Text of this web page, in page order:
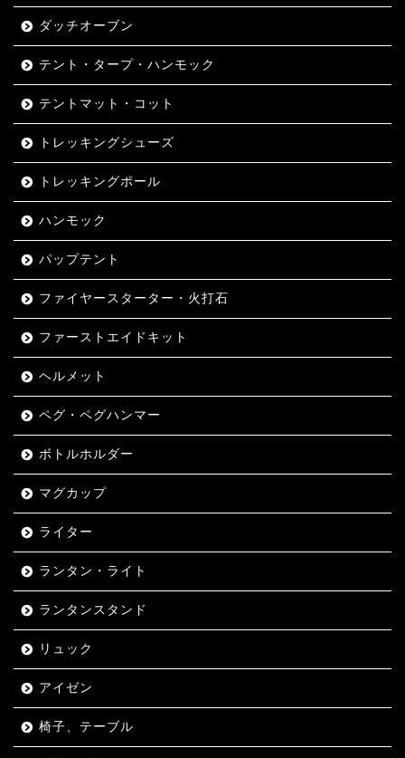
ダッチオーブン
テント・タープ・ハンモック
テントマット・コット
トレッキングシューズ
トレッキングポール
ハンモック
パップテント
ファイヤースターター・火打石
ファーストエイドキット
ヘルメット
ペグ・ペグハンマー
ボトルホルダー
マグカップ
ライター
ランタン・ライト
ランタンスタンド
リュック
アイゼン
椅子、テーブル